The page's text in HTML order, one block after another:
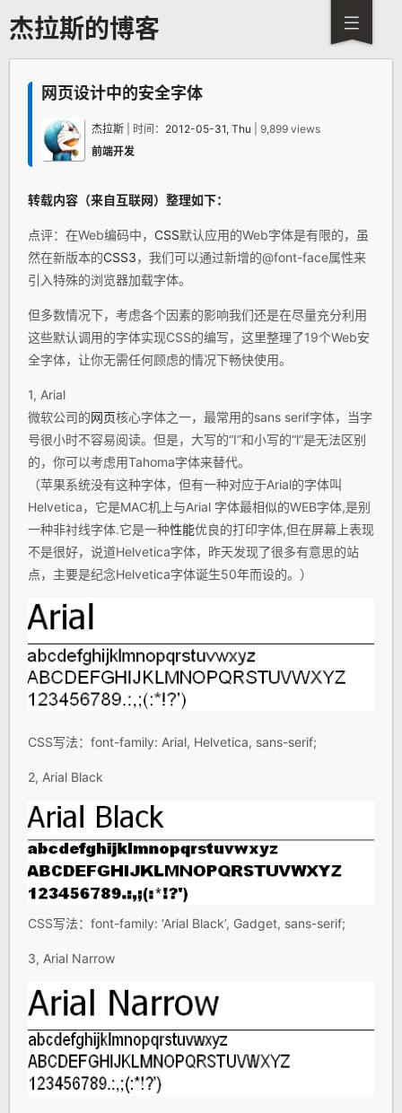
杰拉斯的博客
网页设计中的安全字体
杰拉斯 | 时间： 2012-05-31, Thu | 9,899 views
前端开发
转载内容（来自互联网）整理如下：
点评：在Web编码中， CSS默认应用的Web字体是有限的，虽
然在新版本的CSS3，我们可以通过新增的@font-face属性来
引入特殊的浏览器加载字体。
但多数情况下，考虑各个因素的影响我们还是在尽量充分利用
这些默认调用的字体实现CSS的编写，这里整理了19个Web安
全字体，让你无需任何顾虑的情况下畅快使用。
1, Arial
微软公司的网页核心字体之一，最常用的sans serif字体，当字
号很小时不容易阅读。但是，大写的“I”和小写的“l”是无法区别
的，你可以考虑用Tahoma字体来替代。
（苹果系统没有这种字体，但有一种对应于Arial的字体叫
Helvetica，它是MAC机上与Arial 字体最相似的WEB字体,是别
一种非衬线字体.它是一种性能优良的打印字体,但在屏幕上表现
不是很好，说道Helvetica字体，昨天发现了很多有意思的站
点，主要是纪念Helvetica字体诞生50年而设的。）
CSS写法：font-family: Arial, Helvetica, sans-serif;
2, Arial Black
CSS写法：font-family: ‘Arial Black’, Gadget, sans-serif;
3, Arial Narrow